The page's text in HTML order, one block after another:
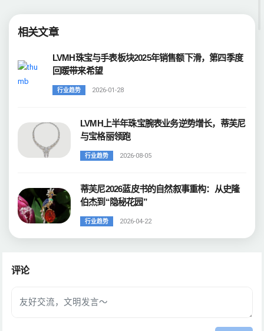
相关文章
LVMH珠宝与手表板块2025年销售额下滑，第四季度
回暖带来希望
行业趋势 2026-01-28
LVMH上半年珠宝腕表业务逆势增长，蒂芙尼
与宝格丽领跑
行业趋势 2026-08-05
蒂芙尼2026蓝皮书的自然叙事重构：从史隆
伯杰到“隐秘花园”
行业趋势 2026-04-22
评论